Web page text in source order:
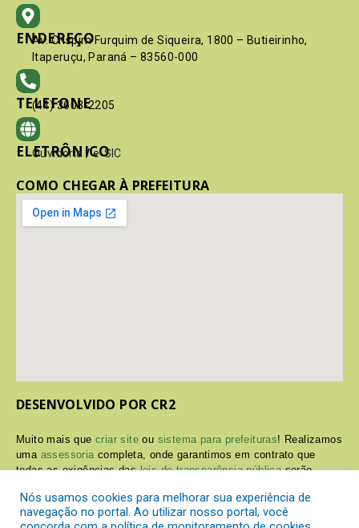
ENDEREÇO
Av. Crispim Furquim de Siqueira, 1800 – Butieirinho,
Itaperuçu, Paraná – 83560-000
TELEFONE
(41) 3603-2205
ELETRÔNICO
Ouvidoria / e-SIC
COMO CHEGAR À PREFEITURA
DESENVOLVIDO POR CR2
Muito mais quecriar site ou sistema para prefeituras! Realizamos
uma assessoria completa, onde garantimos em contrato que
todas as exigências dasleis de transparência públicaserão
Conheça oPNTPe oRadar da Transparência Pública
Nós usamos cookies para melhorar sua experiência de
navegação no portal. Ao utilizar nosso portal, você